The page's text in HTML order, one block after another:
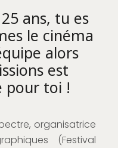
ans, tu es
le cinéma
alors
est
pour toi !
organisatrice
(Festival